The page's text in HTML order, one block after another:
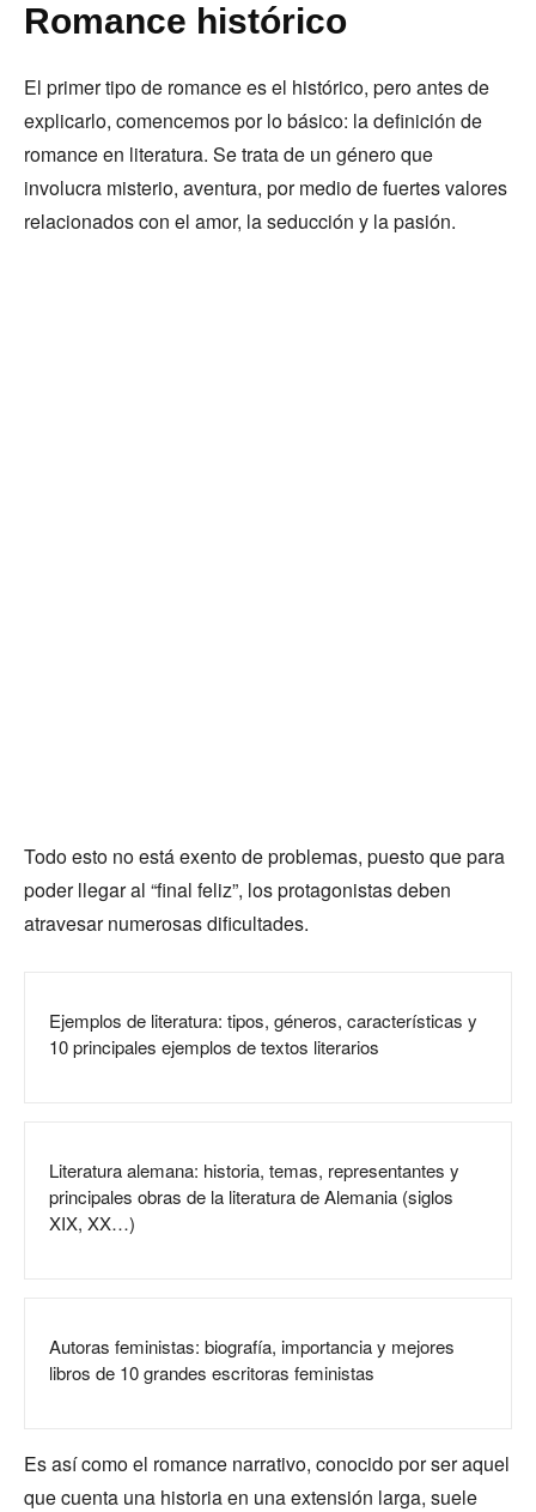
Romance histórico
El primer tipo de romance es el histórico, pero antes de
explicarlo, comencemos por lo básico: la definición de
romance en literatura. Se trata de un género que
involucra misterio, aventura, por medio de fuertes valores
relacionados con el amor, la seducción y la pasión.
Todo esto no está exento de problemas, puesto que para
poder llegar al “final feliz”, los protagonistas deben
atravesar numerosas dificultades.
Ejemplos de literatura: tipos, géneros, características y
10 principales ejemplos de textos literarios
Literatura alemana: historia, temas, representantes y
principales obras de la literatura de Alemania (siglos
XIX, XX…)
Autoras feministas: biografía, importancia y mejores
libros de 10 grandes escritoras feministas
Es así como el romance narrativo, conocido por ser aquel
que cuenta una historia en una extensión larga, suele